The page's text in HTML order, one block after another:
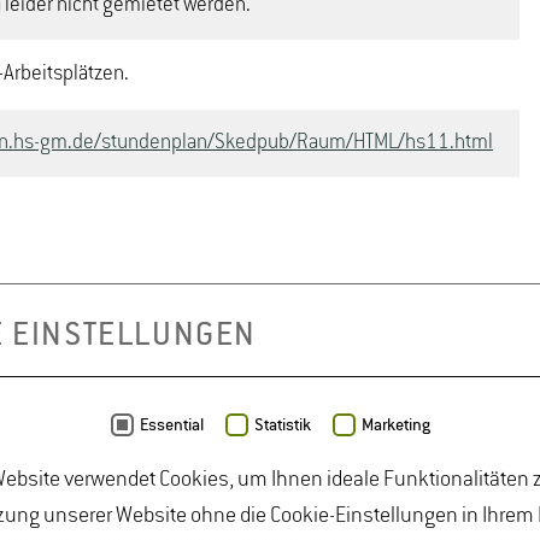
am Pult vorhanden
leider nicht gemietet werden.
gm.de/stundenplan/Skedpub/Raum/HTML/hs11.html
EINSTELLUNGEN
Essential Statistik Marketing
verwendet Cookies, um Ihnen ideale Funktionalitäten
unserer Website ohne die Cookie-Einstellungen in Ihrem